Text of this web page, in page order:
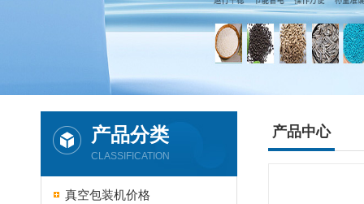
产品分类
CLASSIFICATION
真空包装机价格
产品中心